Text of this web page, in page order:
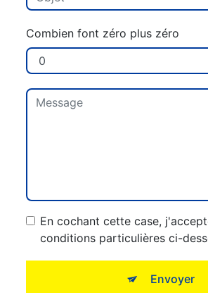
Combien font zéro plus zéro
En cochant cette case,
conditions particulières ci-
Envoyer